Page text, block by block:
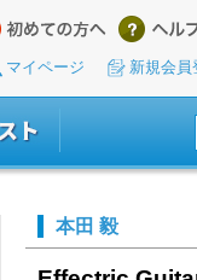
マイページ 新規会員
本田 毅